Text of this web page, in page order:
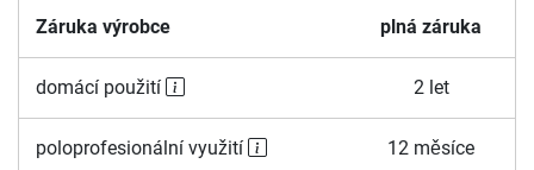
Záruka výrobce plná záruka
domácí použití 2 let
poloprofesionální využití 12 měsíce